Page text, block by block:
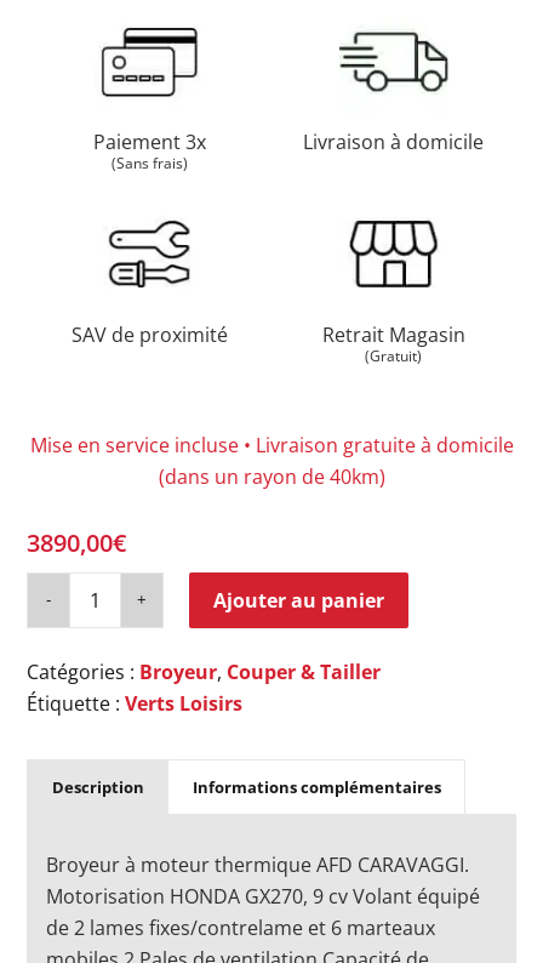
Paiement 3x
(Sans frais)
Livraison à domicile
SAV de proximité Retrait Magasin
(Gratuit)
Mise en service incluse • Livraison gratuite à domicile
(dans un rayon de 40km)
3890,00€
Ajouter au panier
Catégories : Broyeur, Couper & Tailler
Étiquette :Verts Loisirs
Description Informations complémentaires
Broyeur à moteur thermique AFD CARAVAGGI.
Motorisation HONDA GX270, 9 cv Volant équipé
de 2 lames fixes/contrelame et 6 marteaux